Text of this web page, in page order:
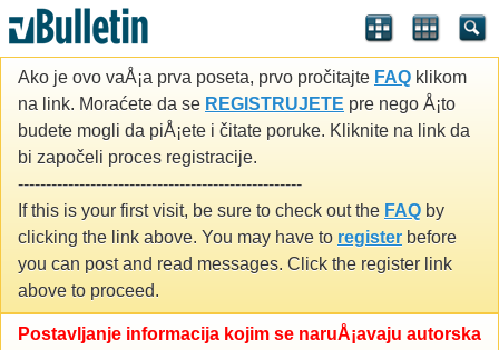
Ako je ovo vaÅ¡a prva poseta, prvo pročitajte FAQ klikom
na link. Moraćete da se REGISTRUJETE pre nego Å¡to
budete mogli da piÅ¡ete i čitate poruke. Kliknite na link da
bi započeli proces registracije.
---------------------------------------------------
If this is your first visit, be sure to check out the FAQ by
clicking the link above. You may have to register before
you can post and read messages. Click the register link
above to proceed.
Postavljanje informacija kojim se naruÅ¡avaju autorska